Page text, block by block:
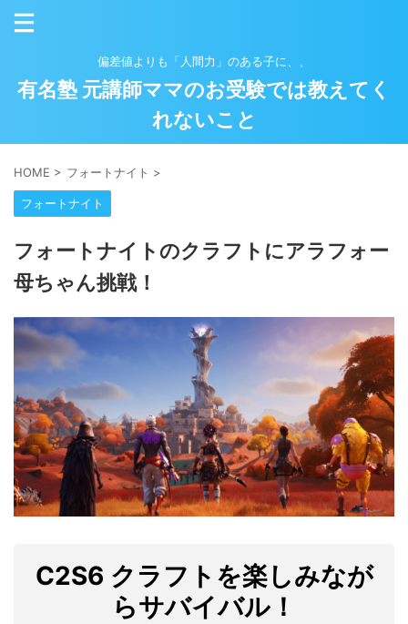
偏差値よりも「人間力」のある子に、、
有名塾 元講師ママのお受験では教えてく
れないこと
HOME > フォートナイト >
フォートナイト
フォートナイトのクラフトにアラフォー
母ちゃん挑戦！
C2S6 クラフトを楽しみなが
らサバイバル！